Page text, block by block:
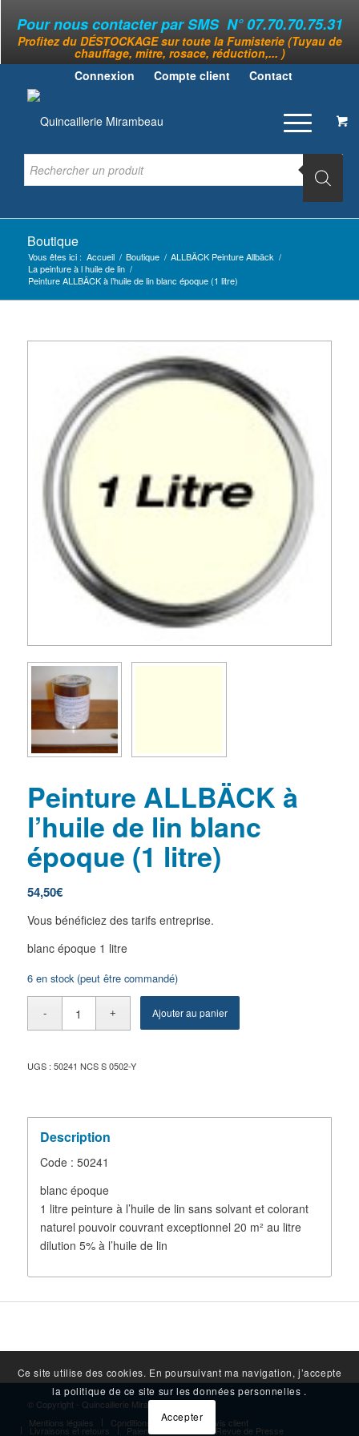
Pour nous contacter par SMS N° 07.70.70.75.31
Profitez du DÉSTOCKAGE sur toute la Fumisterie (Tuyau de
chauffage, mitre, rosace, réduction,... )
Connexion
Compte client Contact
Boutique
Vous êtes ici : Accueil / Boutique / ALLBÄCK Peinture Allbäck /
La peinture à l huile de lin /
Peinture ALLBÄCK à l’huile de lin blanc époque (1 litre)
Peinture ALLBÄCK à
l’huile de lin blanc
époque (1 litre)
54,50€
Vous bénéficiez des tarifs entreprise.
blanc époque 1 litre
6 en stock (peut être commandé)
Ajouter au panier
UGS : 50241 NCS S 0502-Y
Description
Code : 50241
blanc époque
1 litre peinture à l’huile de lin sans solvant et colorant
naturel pouvoir couvrant exceptionnel 20 m² au litre
dilution 5% à l’huile de lin
© Copyright - Quincaillerie Mirambeau
Mentions légales
Conditions générales Avis client
Livraisons et retours Paiement sécurisé Revue de Presse
Ce site utilise des cookies. En poursuivant ma navigation, j’accepte
la politique de ce site sur les données personnelles .
Accepter